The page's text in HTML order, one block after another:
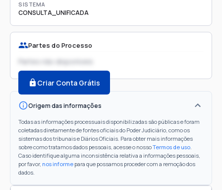
SISTEMA
CONSULTA_UNIFICADA
Partes do Processo
Partes não disponíveis
Criar Conta Grátis
Origem das informações
Todas as informações processuais disponibilizadas são públicas e foram
coletadas diretamente de fontes oficiais do Poder Judiciário, como os
sistemas dos tribunais e Diários Oficiais. Para obter mais informações
sobre como tratamos dados pessoais, acesse o nossoTermos de uso.
Caso identifique alguma inconsistência relativa a informações pessoais,
por favor, nos informe para que possamos proceder com a remoção dos
dados.